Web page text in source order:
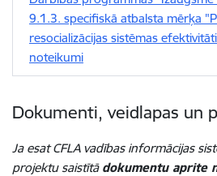
9.1.3. specifiskā atbalsta mērķa
resocializācijas sistēmas
noteikumi
Dokumenti, veidlapas un
Ja esat CFLA vadības informācijas
projektu saistītā dokumentu aprite